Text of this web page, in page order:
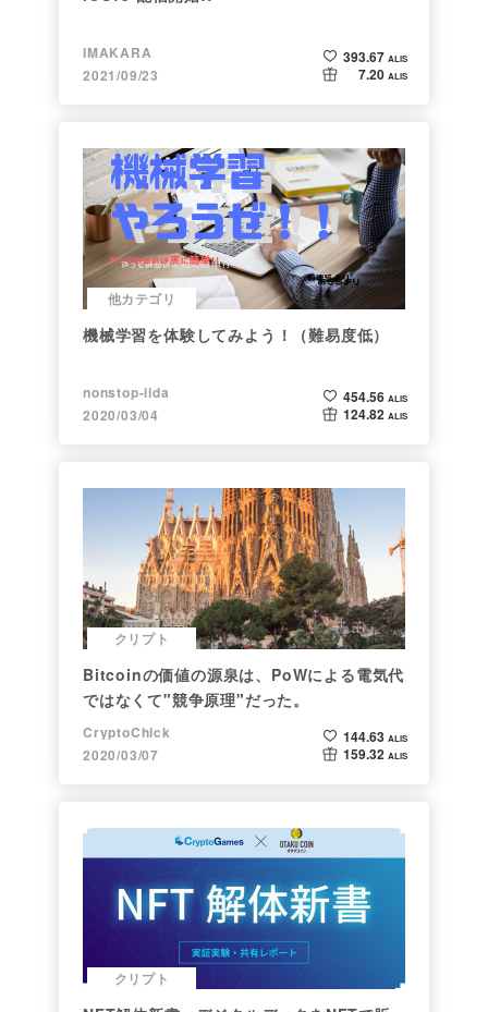
IMAKARA
2021/09/23
393.67 ALIS
7.20 ALIS
他カテゴリ
機械学習を体験してみよう！（難易度低）
nonstop-iida
2020/03/04
454.56 ALIS
124.82 ALIS
クリプト
Bitcoinの価値の源泉は、PoWによる電気代
ではなくて"競争原理"だった。
CryptoChick
2020/03/07
144.63 ALIS
159.32 ALIS
クリプト